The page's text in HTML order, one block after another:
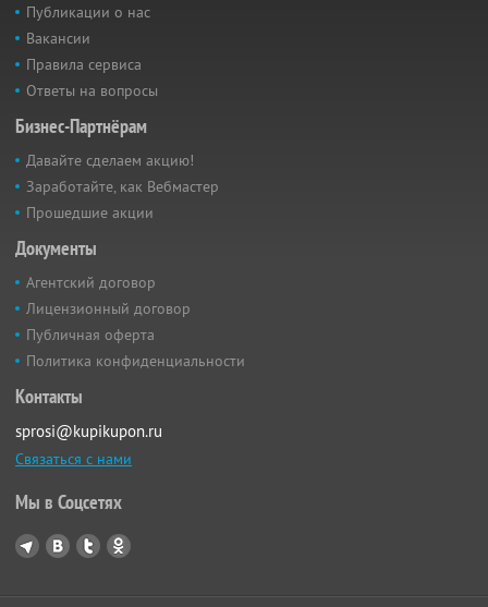
Публикации о нас
Вакансии
Правила сервиса
Ответы на вопросы
Бизнес-Партнёрам
Давайте сделаем акцию!
Заработайте, как Вебмастер
Прошедшие акции
Документы
Агентский договор
Лицензионный договор
Публичная оферта
Политика конфиденциальности
Контакты
sprosi@kupikupon.ru
Связаться с нами
Мы в Соцсетях